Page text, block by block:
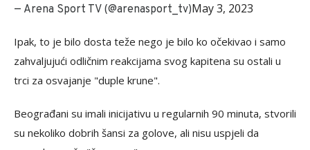
— Arena Sport TV (@arenasport_tv)May 3, 2023
Ipak, to je bilo dosta teže nego je bilo ko očekivao i samo
zahvaljujući odličnim reakcijama svog kapitena su ostali u
trci za osvajanje "duple krune".
Beograđani su imali inicijativu u regularnih 90 minuta, stvorili
su nekoliko dobrih šansi za golove, ali nisu uspjeli da